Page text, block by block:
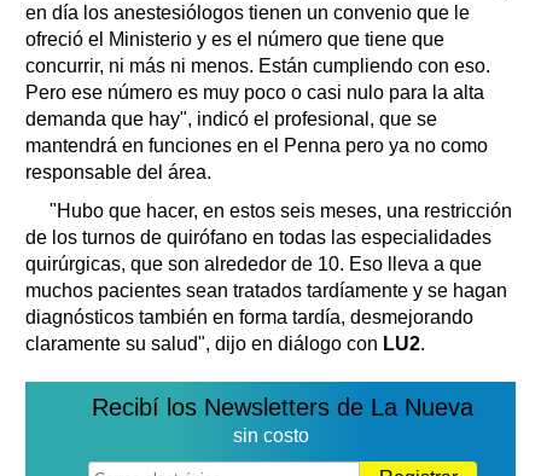
en día los anestesiólogos tienen un convenio que le
ofreció el Ministerio y es el número que tiene que
concurrir, ni más ni menos. Están cumpliendo con eso.
Pero ese número es muy poco o casi nulo para la alta
demanda que hay", indicó el profesional, que se
mantendrá en funciones en el Penna pero ya no como
responsable del área.
"Hubo que hacer, en estos seis meses, una restricción
de los turnos de quirófano en todas las especialidades
quirúrgicas, que son alrededor de 10. Eso lleva a que
muchos pacientes sean tratados tardíamente y se hagan
diagnósticos también en forma tardía, desmejorando
claramente su salud", dijo en diálogo con LU2.
Recibí los Newsletters de La Nueva
sin costo